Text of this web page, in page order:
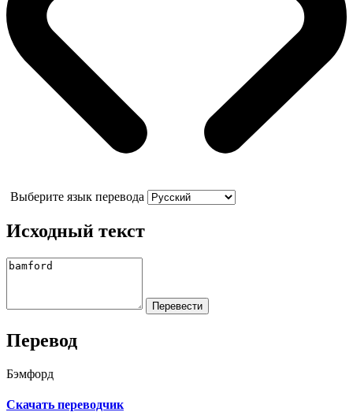
Выберите язык перевода
Исходный текст
Перевод
Бэмфорд
Скачать переводчик